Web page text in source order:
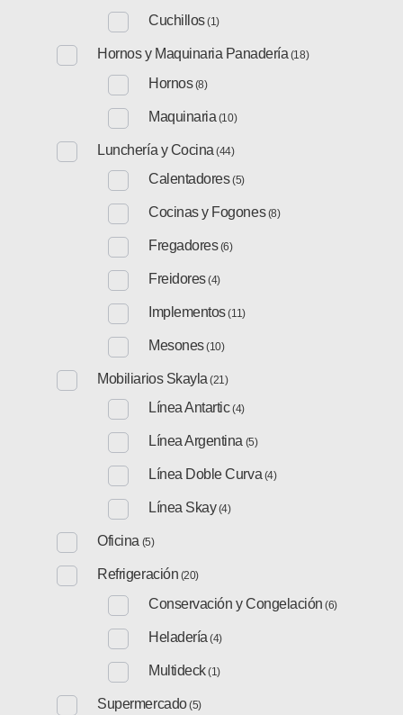
Cuchillos(1)
Hornos y Maquinaria Panadería (18)
Hornos(8)
Maquinaria (10)
Lunchería y Cocina (44)
Calentadores(5)
Cocinas y Fogones (8)
Fregadores(6)
Freidores(4)
Implementos(11)
Mesones(10)
Mobiliarios Skayla (21)
Línea Antartic(4)
Línea Argentina (5)
Línea Doble Curva (4)
Línea Skay(4)
Oficina (5)
Refrigeración (20)
Conservación y Congelación (6)
Heladería (4)
Multideck(1)
Supermercado(5)